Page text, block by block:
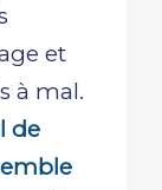
et
à mal.
de